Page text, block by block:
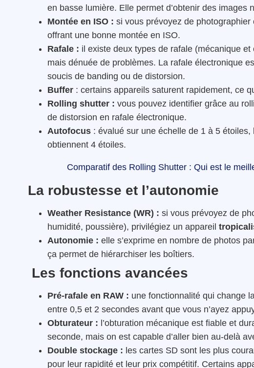
en basse lumière. Elle permet d’obtenir des images
Montée en ISO : si vous prévoyez de
offrant une bonne montée en ISO.
Rafale : il existe deux types de rafale (mécanique
mais dénuée de problèmes. La rafale électronique
soucis de banding ou de distorsion.
Buffer : certains appareils saturent rapidement, ce
Rolling shutter : vous pouvez identifier grâce au
de distorsion en rafale électronique.
Autofocus : évalué sur une échelle de 1 à 5
obtiennent 4 étoiles.
Comparatif des Rolling Shutter : Qui est le
La robustesse et l’autonomie
Weather Resistance (WR) : si vous prévoyez de
humidité, poussière), privilégiez un appareil
Autonomie : elle s’exprime en nombre de photos
ça permet de hiérarchiser les boîtiers.
Les fonctions avancées
Pré-rafale en RAW : une fonctionnalité qui change
entre 0,5 et 2 secondes avant que vous n’ayez
Obturateur : l’obturation mécanique est fiable et
seconde, mais on est capable d’aller bien au-delà
Double stockage : les cartes SD sont les plus
pour leur rapidité et leur prix compétitif. Certains